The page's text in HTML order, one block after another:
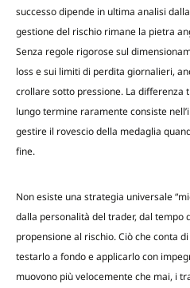
successo dipende in ultima analisi
gestione del rischio rimane la pietra
Senza regole rigorose sul
loss e sui limiti di perdita giornalieri,
crollare sotto pressione. La differenza
lungo termine raramente consiste
gestire il rovescio della medaglia
fine.
Non esiste una strategia universale
dalla personalità del trader, dal tempo
propensione al rischio. Ciò che conta
testarlo a fondo e applicarlo con
muovono più velocemente che mai, i